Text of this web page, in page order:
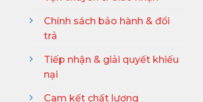
Chính sách bảo hành & đổi
trả
Tiếp nhận & giải quyết khiếu
nại
Cam kết chất lượng